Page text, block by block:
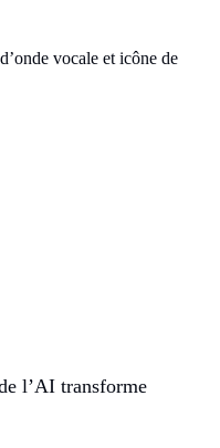
l’AI transforme